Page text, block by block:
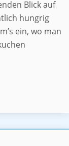
Blick auf
hungrig
ein, wo man